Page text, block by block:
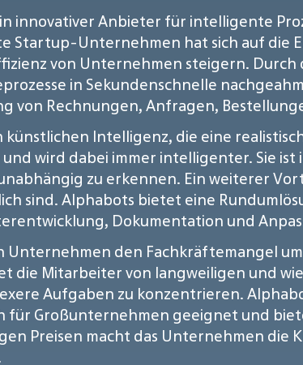
innovativer Anbieter für intelligente
Startup-Unternehmen hat sich auf die
von Unternehmen steigern.
in Sekundenschnelle
Rechnungen, Anfragen,
Intelligenz, die eine
wird dabei immer intelligenter. Sie ist
zu erkennen. Ein weiterer
sind. Alphabots bietet eine
Dokumentation und
den Fachkräftemangel
die Mitarbeiter von langweiligen und
Aufgaben zu konzentrieren.
Großunternehmen geeignet und
Preisen macht das Unternehmen die